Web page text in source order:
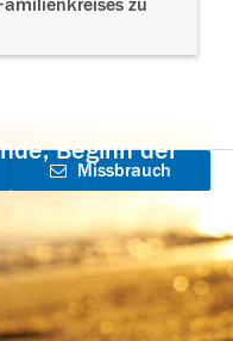
zu
Beginn der
Missbrauch